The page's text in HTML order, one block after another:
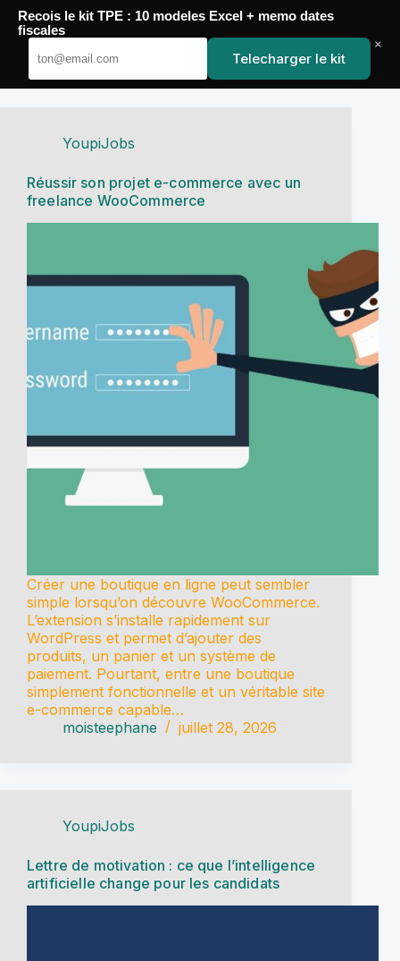
Passer
contenu
YoupiJobs
YoupiJobs
Réussir son projet e-commerce avec un
freelance WooCommerce
Créer une boutique en ligne peut sembler
simple lorsqu’on découvre WooCommerce.
L’extension s’installe rapidement sur
WordPress et permet d’ajouter des
produits, un panier et un système de
paiement. Pourtant, entre une boutique
simplement fonctionnelle et un véritable site
e-commerce capable…
moisteephane
juillet 28, 2026
YoupiJobs
Lettre de motivation : ce que l’intelligence
artificielle change pour les candidats
Recois le kit TPE : 10 modeles Excel + memo dates
fiscales
Telecharger le kit
×